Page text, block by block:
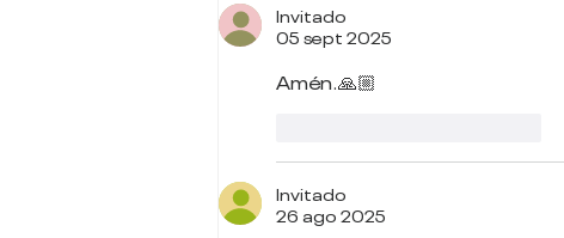
Invitado
05 sept 2025
Amén.🙏🏼
Invitado
26 ago 2025